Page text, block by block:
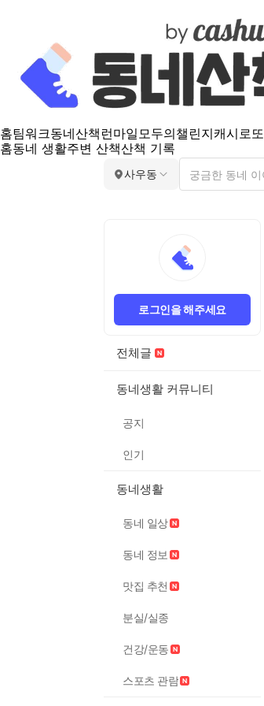
홈팀워크동네산책 런마일모두의챌린지캐시로또
홈동네 생활주변 산책산책 기록
사우동
로그인을 해주세요
전체글
동네생활 커뮤니티
공지
인기
동네생활
동네 일상
동네 정보
맛집 추천
분실/실종
건강/운동
스포츠 관람